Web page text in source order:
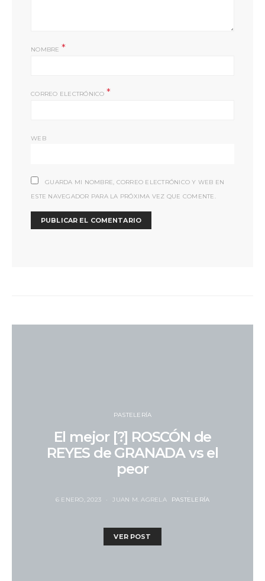
NOMBRE *
CORREO ELECTRÓNICO *
WEB
GUARDA MI NOMBRE, CORREO ELECTRÓNICO Y WEB EN
ESTE NAVEGADOR PARA LA PRÓXIMA VEZ QUE COMENTE.
PASTELERÍA
El mejor [?] ROSCÓN de
REYES de GRANADA vs el
peor
6 ENERO, 2023 JUAN M. AGRELA PASTELERÍA
VER POST